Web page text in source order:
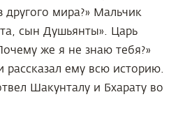
мира?» Мальчик
сын Душьянты». Царь
же я не знаю тебя?»
ему всю историю.
Шакунталу и Бхарату во